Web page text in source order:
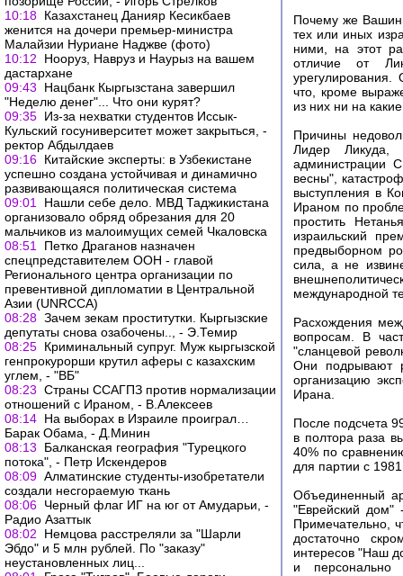
10:18 Казахстанец Данияр Кесикбаев
женится на дочери премьер-министра
Малайзии Нуриане Наджве (фото)
10:12
Нооруз, Навруз и Наурыз на вашем
дастархане
09:43
Нацбанк Кыргызстана завершил
"Неделю денег"... Что они курят?
09:35 Из-за нехватки студентов Иссык-
Кульский госуниверситет может закрыться, -
ректор Абдылдаев
09:16 Китайские эксперты: в Узбекистане
успешно создана устойчивая и динамично
развивающаяся политическая система
09:01
Нашли себе дело. МВД Таджикистана
организовало обряд обрезания для 20
мальчиков из малоимущих семей Чкаловска
08:51
Петко Драганов назначен
спецпредставителем ООН - главой
Регионального центра организации по
превентивной дипломатии в Центральной
Азии (UNRCCA)
08:28 Зачем зекам проститутки. Кыргызские
депутаты снова озабочены.., - Э.Темир
08:25 Криминальный супруг. Муж кыргызской
генпрокурорши крутил аферы с казахским
углем, - "ВБ"
08:23 Страны ССАГПЗ против нормализации
отношений с Ираном, - В.Алексеев
08:14 На выборах в Израиле проиграл…
Барак Обама, - Д.Минин
08:13
Балканская география "Турецкого
потока", - Петр Искендеров
08:09 Алматинские студенты-изобретатели
создали несгораемую ткань
08:06 Черный флаг ИГ на юг от Амударьи, -
Радио Азаттык
08:02
Немцова расстреляли за "Шарли
Эбдо" и 5 млн рублей. По "заказу"
неустановленных лиц...
Почему же
тех или иных
ними, на этот
отличие от
урегулирования.
что, кроме
из них ни на
Причины
Лидер Ликуда,
администрации
весны",
выступления в
Ираном по
простить
израильский
предвыборном
сила, а не
международной
Расхождения
вопросам. В
"сланцевой
Они подрывают
организацию
Ирана.
После подсчета
в полтора раза
40% по
для партии с
Объединенный
"Еврейский
Примечательно,
достаточно
интересов "Наш
и персонально